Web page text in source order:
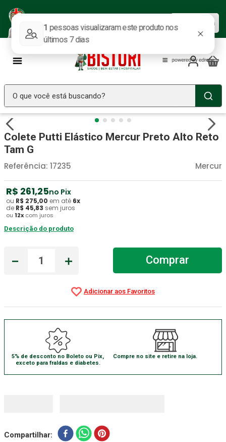
ofertas.
Baixar agora
O que você está buscando?
Colete Putti Elástico Mercur Preto Alto Reto
Tam G
Mercur
Referência: 17235
R$ 261,25no Pix
ou R$ 275,00 em até 6x
de R$ 45,83 sem juros
ou 12x com juros
Descrição do produto
＋
－ Comprar
5% de desconto no Boleto ou Pix,
exceto para fraldas e diabetes.
Compre no site e retire na loja.
Compartilhar
TERMOS MAIS BUSCADOS
1º Seringa Insulina
2
3 º Luva Latex
4º Estetoscopio Littmann
5 º Littmann
º Absorvente Geriatrico
Aparelho Pressão